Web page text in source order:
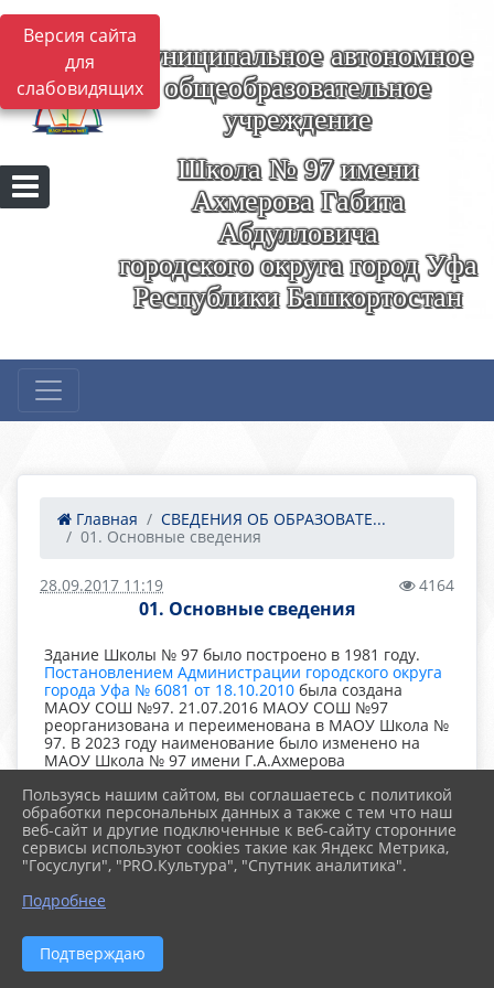
Версия сайта
для
слабовидящих
Муниципальное автономное
общеобразовательное
учреждение
Школа № 97 имени
Ахмерова Габита
Абдулловича
городского округа город Уфа
Республики Башкортостан
Главная
СВЕДЕНИЯ ОБ ОБРАЗОВАТЕ...
01. Основные сведения
28.09.2017 11:19 4164
01. Основные сведения
Здание Школы № 97 было построено в 1981 году.
Постановлением Администрации городского округа
города Уфа № 6081 от 18.10.2010 была создана
МАОУ СОШ №97. 21.07.2016 МАОУ СОШ №97
реорганизована и переименована в МАОУ Школа №
97. В 2023 году наименование было изменено на
МАОУ Школа № 97 имени Г.А.Ахмерова
Полное наименование:Муниципальное
автономеное общеобразовательное учреждение
Школа № 97 городского округа город Уфа
Республики Башкортостан
Сокращенное название:
Учредителем
является городской округ город Уфа Республики
Пользуясь нашим сайтом, вы соглашаетесь с политикой
обработки персональных данных а также с тем что наш
веб-сайт и другие подключенные к веб-сайту сторонние
сервисы используют cookies такие как Яндекс Метрика,
"Госуслуги", "PRO.Культура", "Спутник аналитика".
Подробнее
Подтверждаю